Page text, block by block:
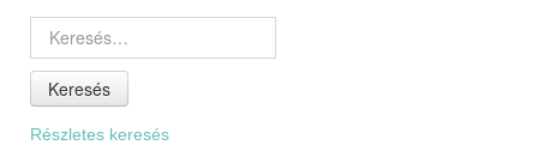
Keresés
Részletes keresés